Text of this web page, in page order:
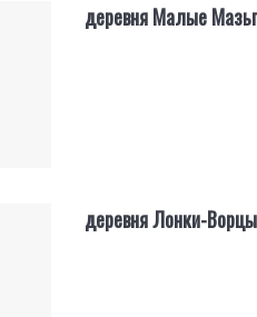
деревня Малые
деревня Лонки-Ворцы